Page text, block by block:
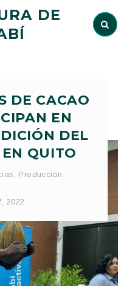
DE
DE CACAO
EN
DEL
QUITO
, Producción,
2022